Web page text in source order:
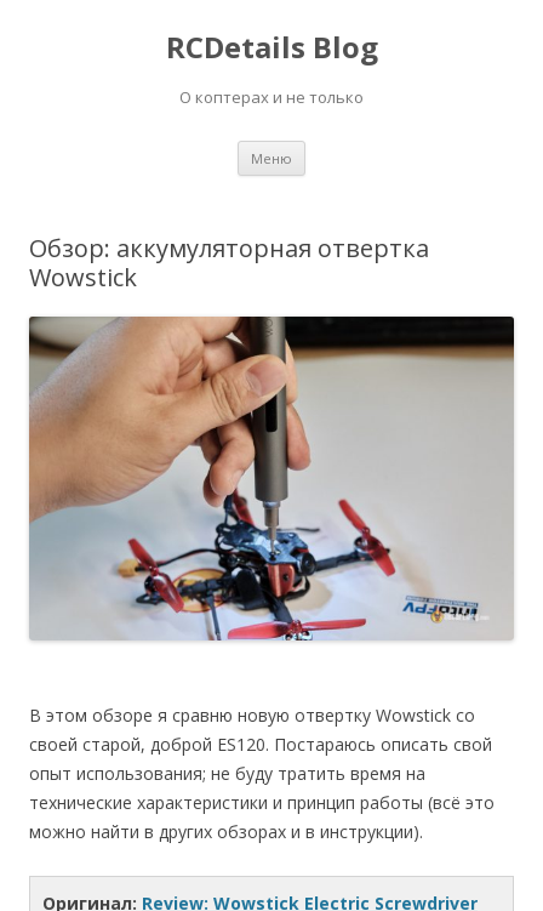
RCDetails Blog
О коптерах и не только
Меню
Обзор: аккумуляторная отвертка
Wowstick
В этом обзоре я сравню новую отвертку Wowstick со
своей старой, доброй ES120. Постараюсь описать свой
опыт использования; не буду тратить время на
технические характеристики и принцип работы (всё это
можно найти в других обзорах и в инструкции).
Оригинал: Review: Wowstick Electric Screwdriver